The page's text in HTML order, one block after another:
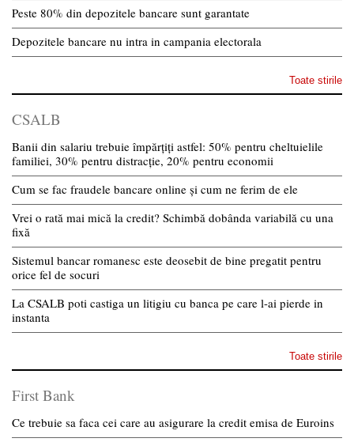
Peste 80% din depozitele bancare sunt garantate
Depozitele bancare nu intra in campania electorala
Toate stirile
CSALB
Banii din salariu trebuie împărțiți astfel: 50% pentru cheltuielile
familiei, 30% pentru distracție, 20% pentru economii
Cum se fac fraudele bancare online și cum ne ferim de ele
Vrei o rată mai mică la credit? Schimbă dobânda variabilă cu una
fixă
Sistemul bancar romanesc este deosebit de bine pregatit pentru
orice fel de socuri
La CSALB poti castiga un litigiu cu banca pe care l-ai pierde in
instanta
Toate stirile
First Bank
Ce trebuie sa faca cei care au asigurare la credit emisa de Euroins